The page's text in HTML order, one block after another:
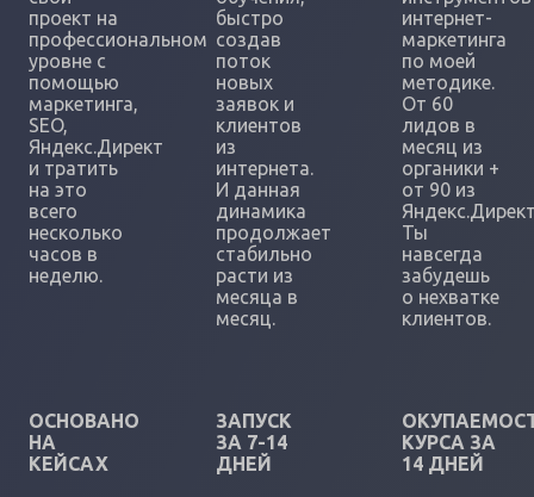
проект на
профессиональном
уровне с
помощью
маркетинга,
SEO,
Яндекс.Директ
и тратить
на это
всего
несколько
часов в
неделю.
быстро
создав
поток
новых
заявок и
клиентов
из
интернета.
И данная
динамика
продолжает
стабильно
расти из
месяца в
месяц.
интернет-
маркетинга
по моей
методике.
От 60
лидов в
месяц из
органики +
от 90 из
Ты
навсегда
забудешь
о нехватке
клиентов.
ОСНОВАНО
НА
КЕЙСАХ
ЗАПУСК
ЗА 7-14
ДНЕЙ
КУРСА ЗА
14 ДНЕЙ